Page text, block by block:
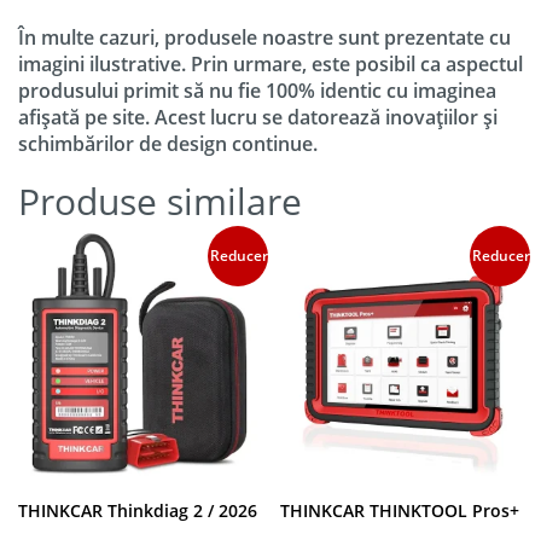
În multe cazuri, produsele noastre sunt prezentate cu
imagini ilustrative. Prin urmare, este posibil ca aspectul
produsului primit să nu fie 100% identic cu imaginea
afișată pe site. Acest lucru se datorează inovațiilor și
schimbărilor de design continue.
Produse similare
Reduceri!
THINKCAR Thinkdiag 2 / 2026
Reduceri!
THINKCAR THINKTOOL Pros+